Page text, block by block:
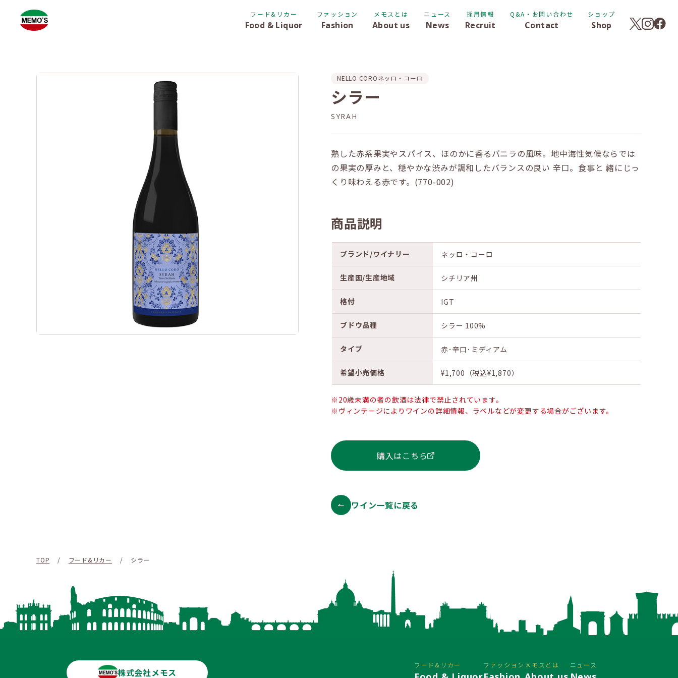
フード&リカー
Food & Liquor
ファッション
Fashion
メモスとは
About us
ニュース
News
採用情報
Recruit
Q&A・お問い合わせ
Contact
ショップ
Shop
NELLO COROネッロ・コーロ
シラー
SYRAH
熟した赤系果実やスパイス、ほのかに香るバニラの風味。地中海性気候ならでは
の果実の厚みと、穏やかな渋みが調和したバランスの良い 辛口。食事と 緒にじっ
くり味わえる赤です。(770-002)
商品説明
ブランド/ワイナリー ネッロ・コーロ
生産国/生産地域 シチリア州
格付 IGT
ブドウ品種 シラー 100%
タイプ 赤･辛口･ミディアム
希望小売価格 ¥1,700（税込¥1,870）
※20歳未満の者の飲酒は法律で禁止されています。
※ヴィンテージによりワインの詳細情報、ラベルなどが変更する場合がございます。
購入はこちら
ワイン一覧に戻る
TOP / フード&リカー / シラー
株式会社メモス
フード&リカー ファッション メモスとは ニュース